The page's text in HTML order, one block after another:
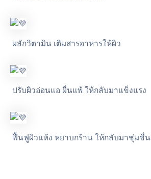
ผลักวิตามิน เติมสารอาหารให้ผิว
ปรับผิวอ่อนแอ ผื่นแพ้ ให้กลับมาแข็งแรง
ฟื้นฟูผิวแห้ง หยาบกร้าน ให้กลับมาชุ่มชื่น